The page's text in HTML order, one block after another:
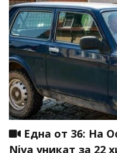
Една от 36: На
Niva уникат за 22